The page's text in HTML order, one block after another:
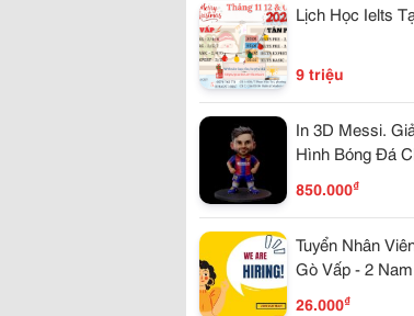
Lịch Học Ielts
9 triệu
In 3D Messi.
Hình Bóng Đá
850.000₫
Tuyển Nhân
Gò Vấp - 2
26.000₫